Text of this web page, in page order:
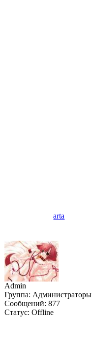
arta
Admin
Группа: Администраторы
Сообщений: 877
Статус: Offline